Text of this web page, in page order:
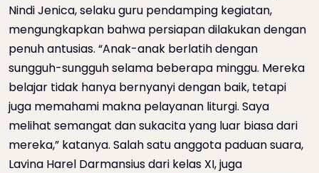
Nindi Jenica, selaku guru pendamping kegiatan,
mengungkapkan bahwa persiapan dilakukan dengan
penuh antusias. “Anak-anak berlatih dengan
sungguh-sungguh selama beberapa minggu. Mereka
belajar tidak hanya bernyanyi dengan baik, tetapi
juga memahami makna pelayanan liturgi. Saya
melihat semangat dan sukacita yang luar biasa dari
mereka,” katanya. Salah satu anggota paduan suara,
Lavina Harel Darmansius dari kelas XI, juga